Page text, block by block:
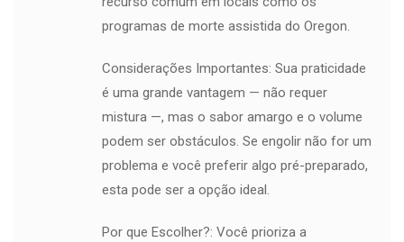
programas de morte assistida do Oregon.
Considerações Importantes: Sua praticidade
é uma grande vantagem — não requer
mistura —, mas o sabor amargo e o volume
podem ser obstáculos. Se engolir não for um
problema e você preferir algo pré-preparado,
esta pode ser a opção ideal.
Por que Escolher?: Você prioriza a